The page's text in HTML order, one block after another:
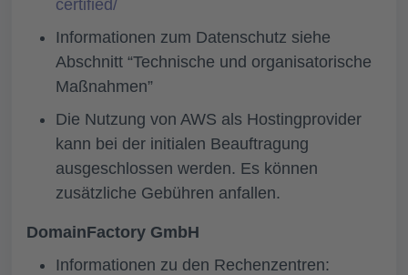
certified/
Informationen zum Datenschutz siehe
Abschnitt “Technische und organisatorische
Maßnahmen”
Die Nutzung von AWS als Hostingprovider
kann bei der initialen Beauftragung
ausgeschlossen werden. Es können
zusätzliche Gebühren anfallen.
DomainFactory GmbH
Informationen zu den Rechenzentren: